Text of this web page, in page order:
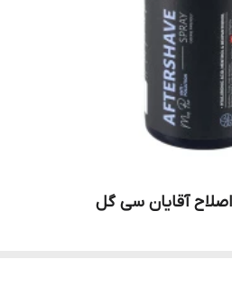
آقایان سی گل